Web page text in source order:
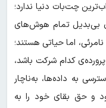
چت‌بات دنیا ندارد؛
بی‌بدیل تمام هوش‌های
اما حیاتی هستند؛
کدام شرکت باشد،
به داده‌ها، به‌ناچار
و حق بقای خود را به